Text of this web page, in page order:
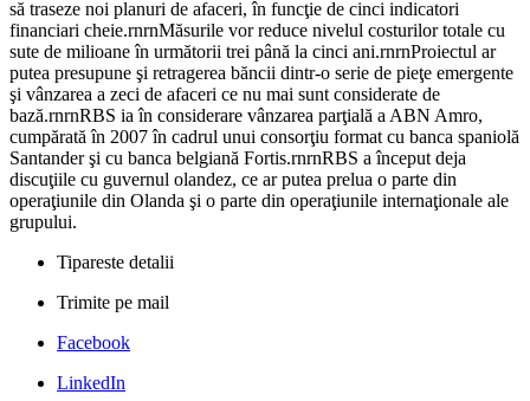
să traseze noi planuri de afaceri, în funcţie de cinci indicatori
financiari cheie.rnrnMăsurile vor reduce nivelul costurilor totale cu
sute de milioane în următorii trei până la cinci ani.rnrnProiectul ar
putea presupune şi retragerea băncii dintr-o serie de pieţe emergente
şi vânzarea a zeci de afaceri ce nu mai sunt considerate de
bază.rnrnRBS ia în considerare vânzarea parţială a ABN Amro,
cumpărată în 2007 în cadrul unui consorţiu format cu banca spaniolă
Santander şi cu banca belgiană Fortis.rnrnRBS a început deja
discuţiile cu guvernul olandez, ce ar putea prelua o parte din
operaţiunile din Olanda şi o parte din operaţiunile internaţionale ale
grupului.
Tipareste detalii
Trimite pe mail
Facebook
LinkedIn